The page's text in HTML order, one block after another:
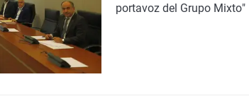
portavoz del Grupo Mixto"